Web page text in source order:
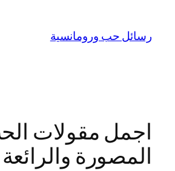
المحتوى
رسائل حب ورومانسية
اجمل مقولات
المصورة والرائعة